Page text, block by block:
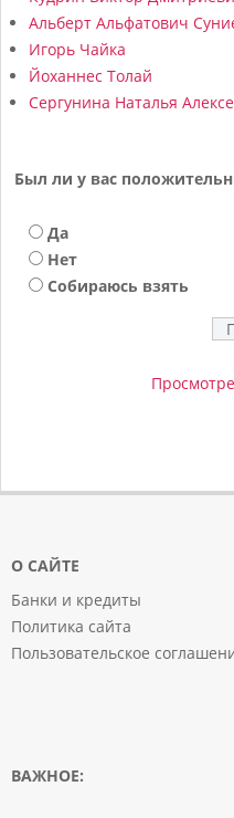
Альберт Альфатович
Игорь Чайка
Йоханнес Толай
Сергунина Наталья
Был ли у вас
Да
Нет
Собираюсь взять
О САЙТЕ
Банки и кредиты
Политика сайта
Пользовательское
ВАЖНОЕ: